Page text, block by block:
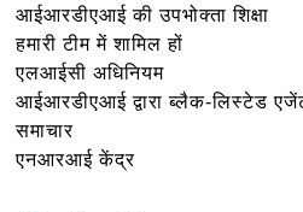
आईआरडीएआई की उपभोक्ता शिक्षा
हमारी टीम में शामिल हों
एलआईसी अधिनियम
आईआरडीएआई द्वारा ब्लैक-लिस्टेड
समाचार
एनआरआई केंद्र